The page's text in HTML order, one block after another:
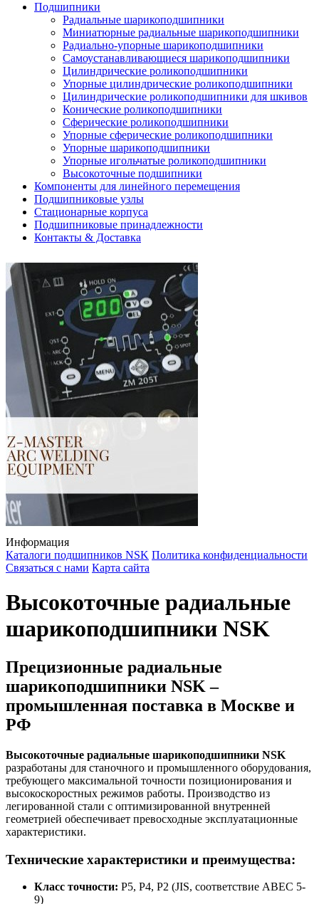
Подшипники
Радиальные шарикоподшипники
Миниатюрные радиальные шарикоподшипники
Радиально-упорные шарикоподшипники
Самоустанавливающиеся шарикоподшипники
Цилиндрические роликоподшипники
Упорные цилиндрические роликоподшипники
Цилиндрические роликоподшипники для шкивов
Конические роликоподшипники
Сферические роликоподшипники
Упорные сферические роликоподшипники
Упорные шарикоподшипники
Упорные игольчатые роликоподшипники
Высокоточные подшипники
Компоненты для линейного перемещения
Подшипниковые узлы
Стационарные корпуса
Подшипниковые принадлежности
Контакты & Доставка
Информация
Каталоги подшипников NSK Политика конфиденциальности
Связаться с нами Карта сайта
Высокоточные радиальные
шарикоподшипники NSK
Прецизионные радиальные
шарикоподшипники NSK –
промышленная поставка в Москве и
РФ
Высокоточные радиальные шарикоподшипники NSK
разработаны для станочного и промышленного оборудования,
требующего максимальной точности позиционирования и
высокоскоростных режимов работы. Производство из
легированной стали с оптимизированной внутренней
геометрией обеспечивает превосходные эксплуатационные
характеристики.
Технические характеристики и преимущества:
Класс точности: P5, P4, P2 (JIS, соответствие ABEC 5-
9)